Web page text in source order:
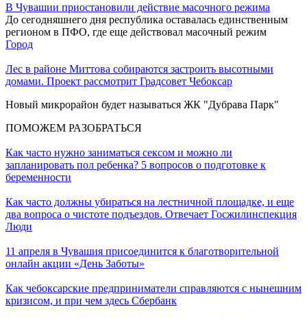
В Чувашии приостановили действие масочного режима
До сегодняшнего дня республика оставалась единственным
регионом в ПФО, где еще действовал масочный режим
Город
Лес в районе Миттова собираются застроить высотными
домами. Проект рассмотрит Градсовет Чебоксар
Новый микрорайон будет называться ЖК "Дубрава Парк"
ПОМОЖЕМ РАЗОБРАТЬСЯ
Как часто нужно заниматься сексом и можно ли
запланировать пол ребенка? 5 вопросов о подготовке к
беременности
Как часто должны убираться на лестничной площадке, и еще
два вопроса о чистоте подъездов. Отвечает Госжилинспекция
Люди
11 апреля в Чувашия присоединится к благотворительной
онлайн акции «День Заботы»
Как чебоксарские предприниматели справляются с нынешним
кризисом, и при чем здесь Сбербанк